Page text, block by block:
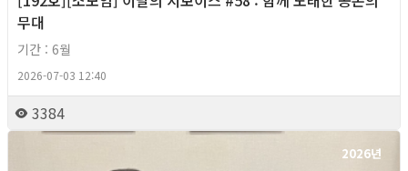
무대
기간 : 6월
2026-07-03 12:40
3384
2026년